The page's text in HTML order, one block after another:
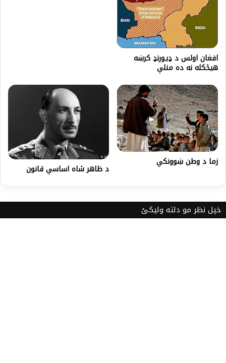
افغان اولس د ډيورنډ کرښه
هيڅکله نه ده منلې
زما د وطن ښوونکي
د ظاهر شاه اساسي قانون
خپل نظر مو دلته ولیکئ